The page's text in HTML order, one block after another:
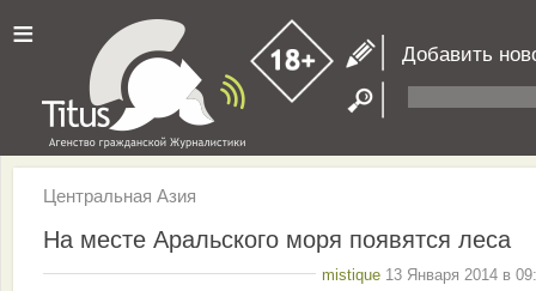
≡ Добавить
Центральная Азия
На месте Аральского моря появятся леса
mistique 13 Января 2014 в